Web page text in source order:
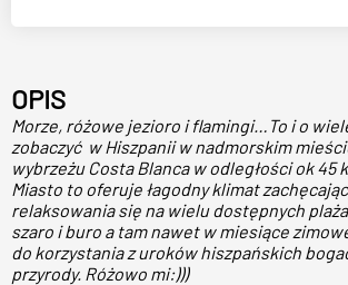
OPIS
Morze, różowe jezioro i flamingi…To i o
zobaczyć w Hiszpanii w nadmorskim
wybrzeżu Costa Blanca w odległości ok 45
Miasto to oferuje łagodny klimat
relaksowania się na wielu dostępnych
szaro i buro a tam nawet w miesiące
do korzystania z uroków hiszpańskich
przyrody. Różowo mi:)))